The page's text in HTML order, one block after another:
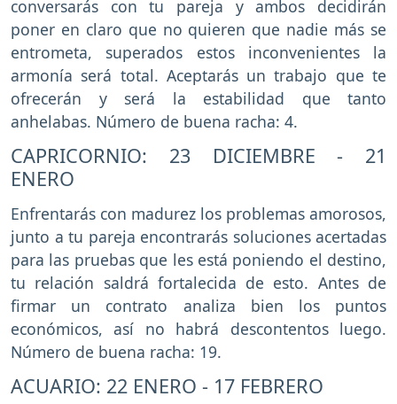
conversarás con tu pareja y ambos decidirán
poner en claro que no quieren que nadie más se
entrometa, superados estos inconvenientes la
armonía será total. Aceptarás un trabajo que te
ofrecerán y será la estabilidad que tanto
anhelabas. Número de buena racha: 4.
CAPRICORNIO: 23 DICIEMBRE - 21
ENERO
Enfrentarás con madurez los problemas amorosos,
junto a tu pareja encontrarás soluciones acertadas
para las pruebas que les está poniendo el destino,
tu relación saldrá fortalecida de esto. Antes de
firmar un contrato analiza bien los puntos
económicos, así no habrá descontentos luego.
Número de buena racha: 19.
ACUARIO: 22 ENERO - 17 FEBRERO